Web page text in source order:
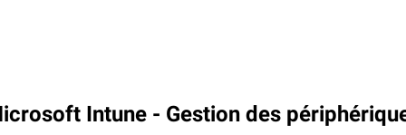
Intune - Gestion des